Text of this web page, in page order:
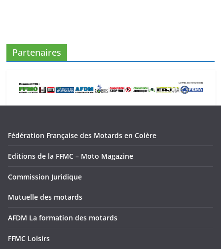
Partenaires
Fédération Française des Motards en Colère
Editions de la FFMC – Moto Magazine
Commission Juridique
Mutuelle des motards
AFDM La formation des motards
FFMC Loisirs